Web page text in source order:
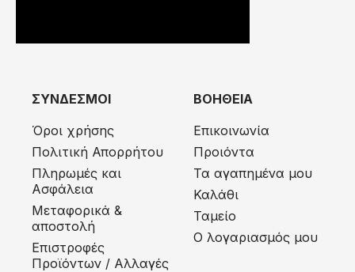
ΣΥΝΔΕΣΜΟΙ
Όροι χρήσης
Πολιτική Απορρήτου
Πληρωμές και
Ασφάλεια
Μεταφορικά &
αποστολή
Eπιστροφές
Προϊόντων / Αλλαγές
ΒΟΗΘΕΙΑ
Επικοινωνία
Προιόντα
Τα αγαπημένα μου
Καλάθι
Ταμείο
Ο λογαριασμός μου